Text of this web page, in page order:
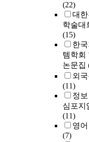
(22)
대한
학술대
(15)
한
템학회
논문집
외
(11)
정
심포지
(11)
영
(7)